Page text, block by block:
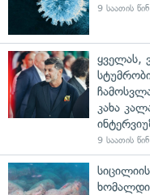
9 საათის წინ
ყველას,
კახა
9 საათის წინ